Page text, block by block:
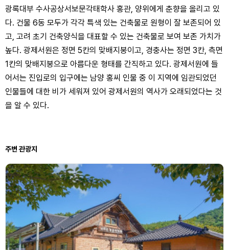
광록대부 수사공상서보문각태학사 홍관, 양위에게 춘향을 올리고 있
다. 건물 6동 모두가 각각 특색 있는 건축물로 원형이 잘 보존되어 있
고, 고려 초기 건축양식을 대표할 수 있는 건축물로 보여 보존 가치가
높다. 광제서원은 정면 5칸의 맞배지붕이고, 경충사는 정면 3칸, 측면
1칸의 맞배지붕으로 아름다운 형태를 간직하고 있다. 광제서원에 들
어서는 진입로의 입구에는 남양 홍씨 인물 중 이 지역에 임관되었던
인물들에 대한 비가 세워져 있어 광제서원의 역사가 오래되었다는 것
을 알 수 있다.
주변 관광지